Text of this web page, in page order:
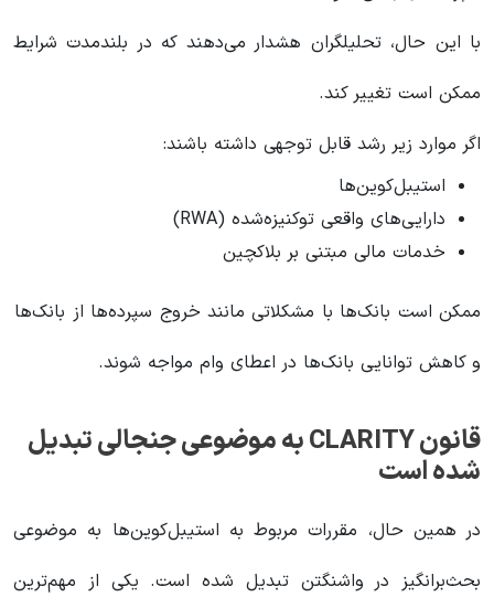
با این حال، تحلیلگران هشدار می‌دهند که در بلندمدت شرایط
ممکن است تغییر کند.
اگر موارد زیر رشد قابل توجهی داشته باشند:
استیبل‌کوین‌ها
دارایی‌های واقعی توکنیزه‌شده (RWA)
خدمات مالی مبتنی بر بلاکچین
ممکن است بانک‌ها با مشکلاتی مانند خروج سپرده‌ها از بانک‌ها
و کاهش توانایی بانک‌ها در اعطای وام مواجه شوند.
قانون CLARITY به موضوعی جنجالی تبدیل
شده است
در همین حال، مقررات مربوط به استیبل‌کوین‌ها به موضوعی
بحث‌برانگیز در واشنگتن تبدیل شده است. یکی از مهم‌ترین